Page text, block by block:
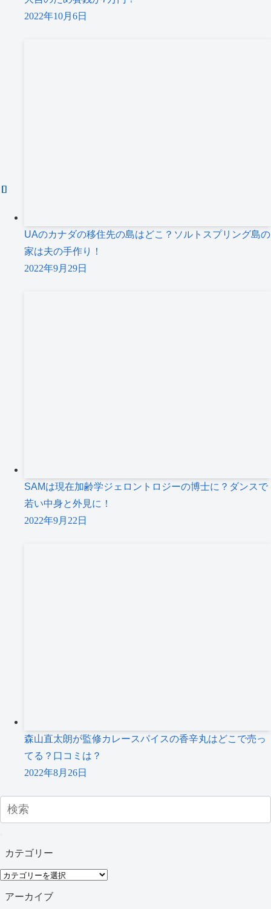
2022年10月6日
UAのカナダの移住先の島はどこ？ソルトスプリング島の
家は夫の手作り！
2022年9月29日
SAMは現在加齢学ジェロントロジーの博士に？ダンスで
若い中身と外見に！
2022年9月22日
森山直太朗が監修カレースパイスの香辛丸はどこで売っ
てる？口コミは？
2022年8月26日
カテゴリー
カ
テ
アーカイブ